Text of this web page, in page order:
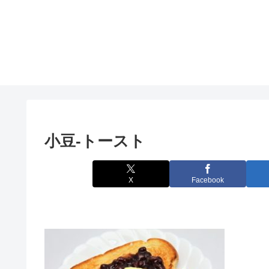
小豆-トースト
X Facebook